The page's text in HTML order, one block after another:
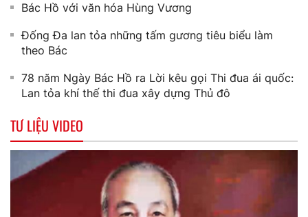
Bác Hồ với văn hóa Hùng Vương
Đống Đa lan tỏa những tấm gương tiêu biểu làm
theo Bác
78 năm Ngày Bác Hồ ra Lời kêu gọi Thi đua ái quốc:
Lan tỏa khí thế thi đua xây dựng Thủ đô
TƯ LIỆU VIDEO